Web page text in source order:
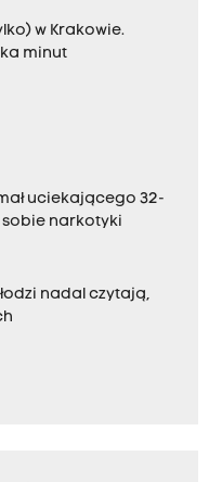
w Krakowie.
minut
uciekającego 32-
sobie narkotyki
nadal czytają,